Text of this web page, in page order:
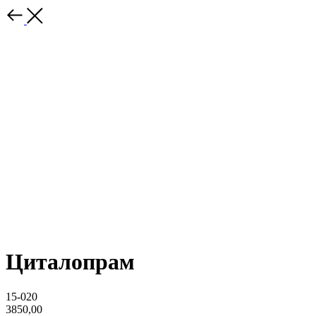
Циталопрам
15-020
3850,00